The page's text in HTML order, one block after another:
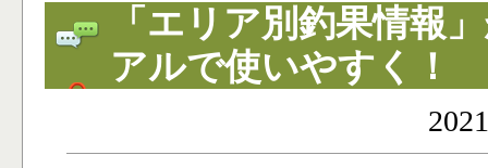
「エリア別釣果情報
アルで使いやすく！